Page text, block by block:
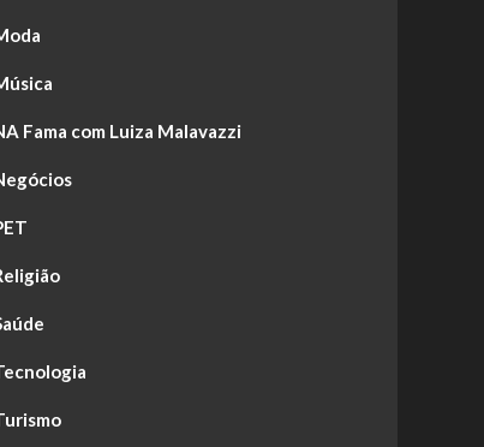
Fama com Luiza Malavazzi